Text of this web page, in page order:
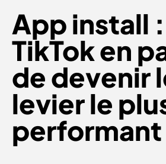
App install :
TikTok en
de devenir
levier le
performant